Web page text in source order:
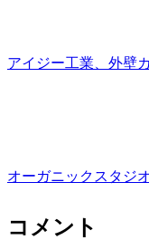
アイジー工業、外壁
オーガニックスタジ
コメント